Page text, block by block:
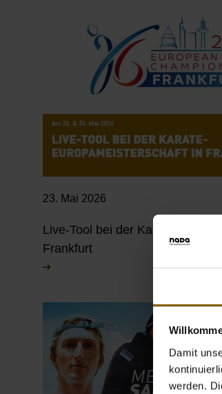
Damit
werden.
23. Mai 2026
Live-Tool bei der Karate-
Frankfurt